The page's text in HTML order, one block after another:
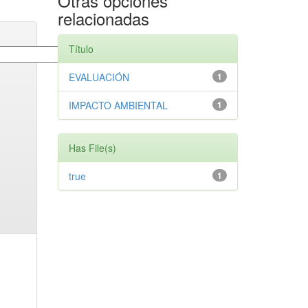
relacionadas
Título
1
EVALUACIÓN
1
IMPACTO AMBIENTAL
Has File(s)
1
true